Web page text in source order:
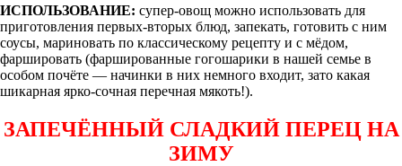
ИСПОЛЬЗОВАНИЕ: супер-овощ можно использовать для
приготовления первых-вторых блюд, запекать, готовить с ним
соусы, мариновать по классическому рецепту и с мёдом,
фаршировать (фаршированные гогошарики в нашей семье в
особом почёте — начинки в них немного входит, зато какая
шикарная ярко-сочная перечная мякоть!).
ЗАПЕЧЁННЫЙ СЛАДКИЙ ПЕРЕЦ НА
ЗИМУ